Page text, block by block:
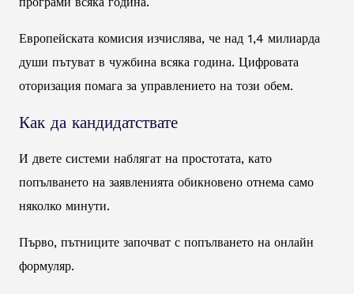
Европейската комисия изчислява, че над 1,4 милиарда
души пътуват в чужбина всяка година. Цифровата
оторизация помага за управлението на този обем.
Как да кандидатствате
И двете системи наблягат на простотата, като
попълването на заявленията обикновено отнема само
няколко минути.
Първо, пътниците започват с попълването на онлайн
формуляр.